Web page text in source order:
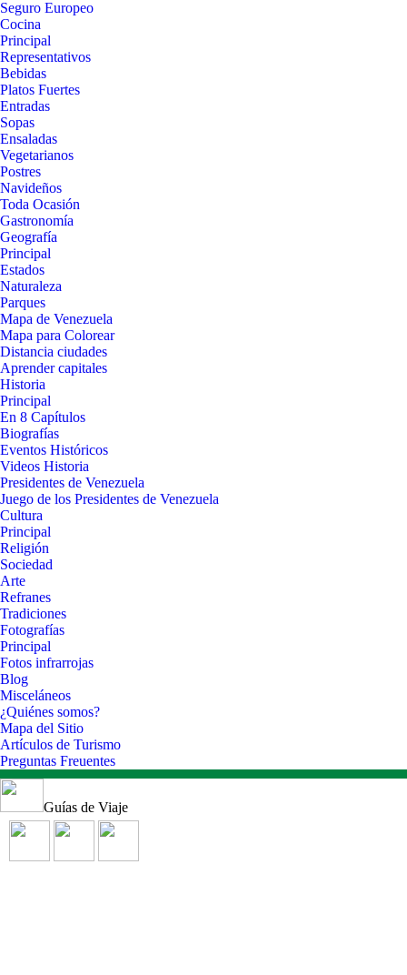
Seguro Europeo
Cocina
Principal
Representativos
Bebidas
Platos Fuertes
Entradas
Sopas
Ensaladas
Vegetarianos
Postres
Navideños
Toda Ocasión
Gastronomía
Geografía
Principal
Estados
Naturaleza
Parques
Mapa de Venezuela
Mapa para Colorear
Distancia ciudades
Aprender capitales
Historia
Principal
En 8 Capítulos
Biografías
Eventos Históricos
Videos Historia
Presidentes de Venezuela
Juego de los Presidentes de Venezuela
Cultura
Principal
Religión
Sociedad
Arte
Refranes
Tradiciones
Fotografías
Principal
Fotos infrarrojas
Blog
Misceláneos
¿Quiénes somos?
Mapa del Sitio
Artículos de Turismo
Preguntas Freuentes
Guías de Viaje